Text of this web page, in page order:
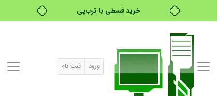
خرید قسطی با ترب‌پی
ورود ثبت نام